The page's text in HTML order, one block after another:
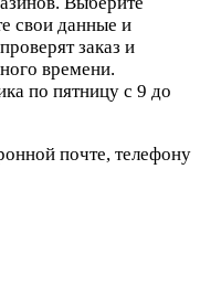
свои данные и
заказ и
времени.
по пятницу с 9 до
почте, телефону